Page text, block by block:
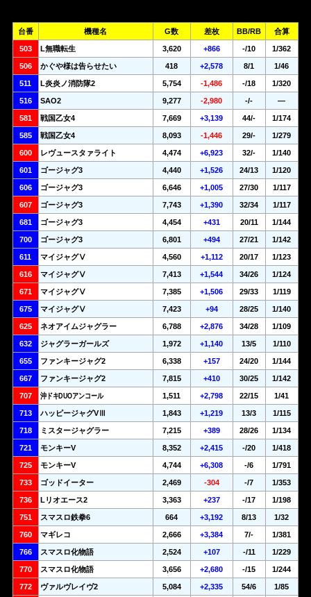
台番 機種名 G数 差枚 BB/RB 合算
503 L無職転生 3,620 +866 -/10 1/362
506 かぐや様は告らせたい 418 +2,578 8/1 1/46
511 L炎炎ノ消防隊2 5,754 -1,486 -/18 1/320
516 SAO2 9,277 -2,980 -/- —
581 戦国乙女4 7,669 +3,139 44/- 1/174
585 戦国乙女4 8,093 -1,446 29/- 1/279
600 レヴュースタァライト 4,474 +6,923 32/- 1/140
601 ゴージャグ3 4,440 +1,526 24/13 1/120
606 ゴージャグ3 6,646 +1,005 27/30 1/117
607 ゴージャグ3 7,743 +1,390 32/34 1/117
681 ゴージャグ3 4,454 +431 20/11 1/144
700 ゴージャグ3 6,801 +494 27/21 1/142
611 マイジャグⅤ 4,560 +1,112 20/17 1/123
616 マイジャグⅤ 7,413 +1,544 34/26 1/124
671 マイジャグⅤ 7,385 +1,506 29/33 1/119
675 マイジャグⅤ 7,423 +94 28/25 1/140
625 ネオアイムジャグラー 6,788 +2,876 34/28 1/109
632 ジャグラーガールズ 1,972 +1,140 13/5 1/110
655 ファンキージャグ2 6,338 +157 24/20 1/144
667 ファンキージャグ2 7,815 +410 30/25 1/142
707 沖ドキDUOアンコール 1,511 +2,798 22/15 1/41
713 ハッピージャグVⅢ 1,843 +1,219 13/3 1/115
718 ミスタージャグラー 7,215 +389 28/26 1/134
721 モンキーV 8,352 +2,415 -/20 1/418
725 モンキーV 4,744 +6,308 -/6 1/791
733 ゴッドイーター 2,469 -304 -/7 1/353
736 Lリオエース2 3,363 +237 -/17 1/198
751 スマスロ鉄拳6 664 +3,192 8/13 1/32
760 マギレコ 2,666 +3,384 7/- 1/381
766 スマスロ化物語 2,524 +107 -/11 1/229
770 スマスロ化物語 3,656 +2,680 -/15 1/244
772 ヴァルヴレイヴ2 5,084 +2,335 54/6 1/85